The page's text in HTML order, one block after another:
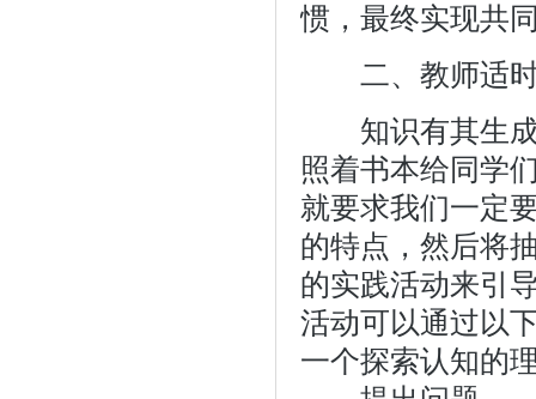
惯，最终实现共
二、教师适时
知识有其生成
照着书本给同学
就要求我们一定
的特点，然后将
的实践活动来引
活动可以通过以
一个探索认知的